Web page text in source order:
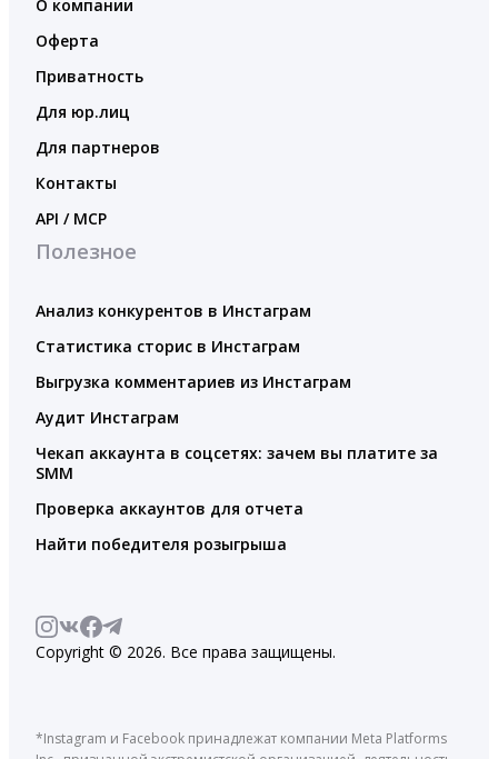
О компании
Оферта
Приватность
Для юр.лиц
Для партнеров
Контакты
API / MCP
Полезное
Анализ конкурентов в Инстаграм
Статистика сторис в Инстаграм
Выгрузка комментариев из Инстаграм
Аудит Инстаграм
Чекап аккаунта в соцсетях: зачем вы платите за
SMM
Проверка аккаунтов для отчета
Найти победителя розыгрыша
Copyright © 2026. Все права защищены.
*Instagram и Facebook принадлежат компании Meta Platforms